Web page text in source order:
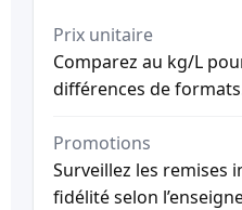
Prix unitaire
Comparez au kg/L
différences de
Promotions
Surveillez les remises
fidélité selon